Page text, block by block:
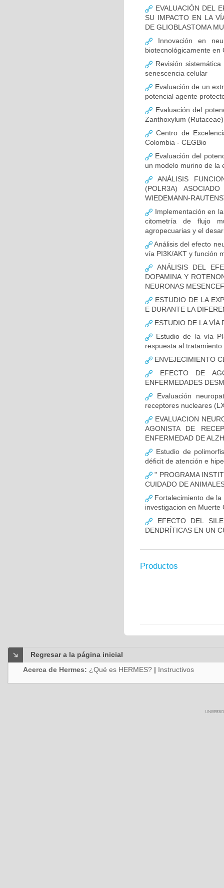
EVALUACIÓN DEL
SU IMPACTO EN LA
DE GLIOBLASTOMA
Innovación en
biotecnológicamente en
Revisión
senescencia celular
Evaluación de un
potencial agente
Evaluación del
Zanthoxylum
Centro de
Colombia - CEGBio
Evaluación del
un modelo murino de la
ANÁLISIS
(POLR3A)
WIEDEMANN-
Implementación en
citometría de flujo
agropecuarias y el
Análisis del efecto
vía PI3K/AKT y función
ANÁLISIS DEL
DOPAMINA Y
NEURONAS
ESTUDIO DE LA
E DURANTE LA
ESTUDIO DE LA VÍA
Estudio de la vía
respuesta al tratamiento
ENVEJECIMIENTO
EFECTO DE
ENFERMEDADES
Evaluación
receptores nucleares
EVALUACION
AGONISTA DE
ENFERMEDAD DE
Estudio de
déficit de atención e
" PROGRAMA
CUIDADO DE
Fortalecimiento de la
investigacion en Muerte
EFECTO DEL
DENDRÍTICAS EN UN
Productos
Regresar a la página inicial
Acerca de Hermes: ¿Qué es HERMES? | Instructivos